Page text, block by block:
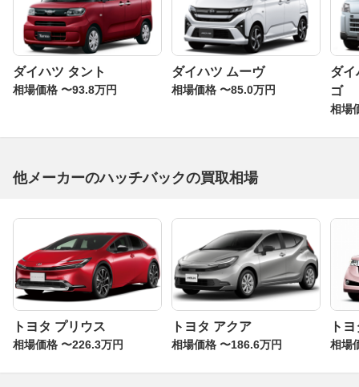
ダイハツ タント
相場価格 〜93.8万円
ダイハツ ムーヴ
相場価格 〜85.0万円
ダイ
ゴ
相場
他メーカーのハッチバックの買取相場
トヨタ プリウス
相場価格 〜226.3万円
トヨタ アクア
相場価格 〜186.6万円
ト
相場